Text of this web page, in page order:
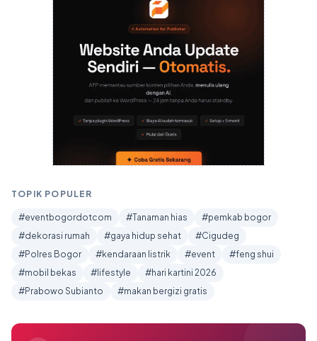
TOPIK POPULER
#eventbogordotcom #Tanaman hias
#pemkab bogor
#dekorasi rumah
#gaya hidup sehat
#Cigudeg
#Polres Bogor
#kendaraan listrik #event
#feng shui
#mobil bekas
#lifestyle
#hari kartini 2026
#Prabowo Subianto
#makan bergizi gratis